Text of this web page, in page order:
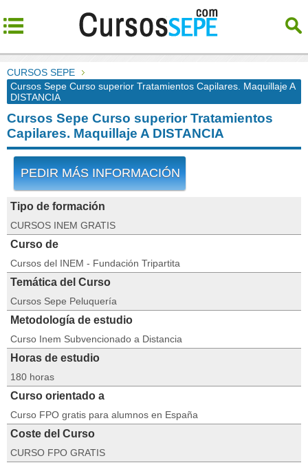
CURSOS SEPE
Cursos Sepe Curso superior Tratamientos Capilares. Maquillaje A
DISTANCIA
Cursos Sepe Curso superior Tratamientos
Capilares. Maquillaje A DISTANCIA
PEDIR MÁS INFORMACIÓN
Tipo de formación
CURSOS INEM GRATIS
Curso de
Cursos del INEM - Fundación Tripartita
Temática del Curso
Cursos Sepe Peluquería
Metodología de estudio
Curso Inem Subvencionado a Distancia
Horas de estudio
180 horas
Curso orientado a
Curso FPO gratis para alumnos en España
Coste del Curso
CURSO FPO GRATIS